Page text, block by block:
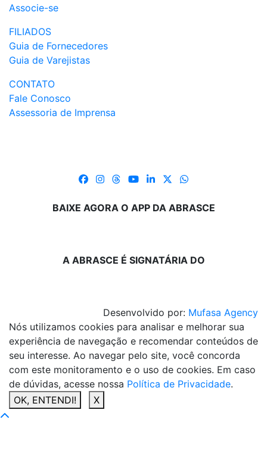
Associe-se
FILIADOS
Guia de Fornecedores
Guia de Varejistas
CONTATO
Fale Conosco
Assessoria de Imprensa
BAIXE AGORA O APP DA ABRASCE
A ABRASCE É SIGNATÁRIA DO
Desenvolvido por: Mufasa Agency
Nós utilizamos cookies para analisar e melhorar sua
experiência de navegação e recomendar conteúdos de
seu interesse. Ao navegar pelo site, você concorda
com este monitoramento e o uso de cookies. Em caso
de dúvidas, acesse nossa Política de Privacidade.
OK, ENTENDI!
X